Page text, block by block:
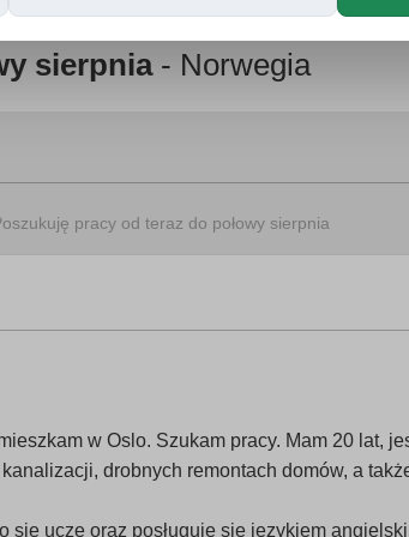
sierpnia- Norwegia
pracy od teraz do połowy sierpnia
w Oslo. Szukam pracy. Mam 20 lat,
drobnych remontach domów, a
się uczę oraz posługuję się językiem